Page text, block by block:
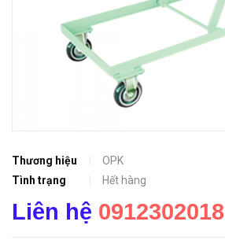
Thương hiệu
OPK
Tình trạng
Hết hàng
Liên hệ 0912302018